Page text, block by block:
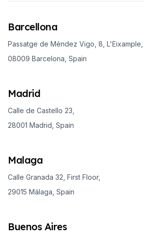
Barcellona
Passatge de Méndez Vigo, 8, L'Eixample,
08009 Barcelona, Spain
Madrid
Calle de Castello 23,
28001 Madrid, Spain
Malaga
Calle Granada 32, First Floor,
29015 Málaga, Spain
Buenos Aires